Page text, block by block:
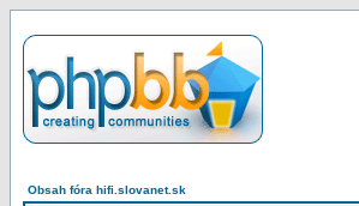
Obsah fóra hifi.slovanet.sk